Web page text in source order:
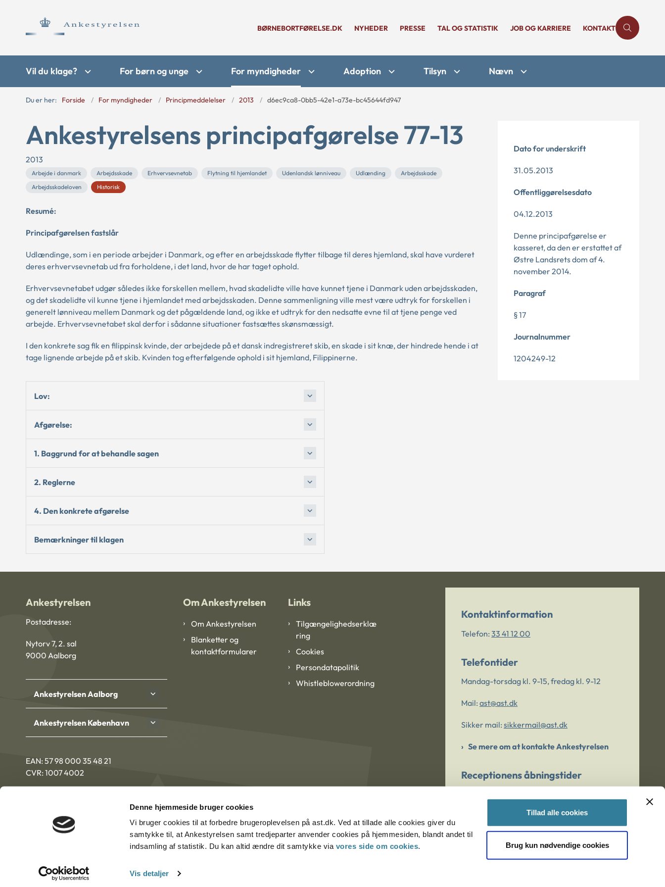
Denne hjemmeside bruger cookies
Vi bruger cookies til at forbedre brugeroplevelsen på ast.dk. Ved at tillade alle cookies giver du
samtykke til, at Ankestyrelsen samt tredjeparter anvender cookies på hjemmesiden, blandt andet til
indsamling af statistik. Du kan altid ændre dit samtykke via vores side om cookies.
Vis detaljer
Tillad alle cookies
Brug kun nødvendige cookies
BØRNEBORTFØRELSE.DK NYHEDER PRESSE TAL OG STATISTIK JOB OG KARRIERE KONTAKT
Vil du klage? For børn og unge For myndigheder Adoption Tilsyn Nævn
Du er her: Forside For myndigheder Principmeddelelser 2013 d6ec9ca8-0bb5-42e1-a73e-bc45644fd947
Ankestyrelsens principafgørelse 77-13
2013
Arbejde i danmark Arbejdsskade Erhvervsevnetab Flytning til hjemlandet Udenlandsk lønniveau Udlænding
Arbejdsskade
Arbejdsskadeloven
Historisk
Resumé:
Principafgørelsen fastslår
Udlændinge, som i en periode arbejder i Danmark, og efter en arbejdsskade flytter tilbage til deres hjemland, skal have vurderet
deres erhvervsevnetab ud fra forholdene, i det land, hvor de har taget ophold.
Erhvervsevnetabet udgør således ikke forskellen mellem, hvad skadelidte ville have kunnet tjene i Danmark uden arbejdsskaden,
og det skadelidte vil kunne tjene i hjemlandet med arbejdsskaden. Denne sammenligning ville mest være udtryk for forskellen i
generelt lønniveau mellem Danmark og det pågældende land, og ikke et udtryk for den nedsatte evne til at tjene penge ved
arbejde. Erhvervsevnetabet skal derfor i sådanne situationer fastsættes skønsmæssigt.
I den konkrete sag fik en filippinsk kvinde, der arbejdede på et dansk indregistreret skib, en skade i sit knæ, der hindrede hende i at
tage lignende arbejde på et skib. Kvinden tog efterfølgende ophold i sit hjemland, Filippinerne.
Lov:
Afgørelse:
1. Baggrund for at behandle sagen
2. Reglerne
4. Den konkrete afgørelse
Bemærkninger til klagen
Dato for underskrift
31.05.2013
Offentliggørelsesdato
04.12.2013
Denne principafgørelse er
kasseret, da den er erstattet af
Østre Landsrets dom af 4.
november 2014.
Paragraf
§ 17
Journalnummer
1204249-12
Ankestyrelsen
Postadresse:
Nytorv 7, 2. sal
9000 Aalborg
Ankestyrelsen Aalborg
Ankestyrelsen København
EAN: 57 98 000 35 48 21
CVR: 1007 4002
Om Ankestyrelsen
Om Ankestyrelsen
Blanketter og
kontaktformularer
Links
Tilgængelighedserklæ
ring
Cookies
Persondatapolitik
Whistleblowerordning
Kontaktinformation
Telefon: 33 41 12 00
Telefontider
Mandag-torsdag kl. 9-15, fredag kl. 9-12
Mail: ast@ast.dk
Sikker mail: sikkermail@ast.dk
Se mere om at kontakte Ankestyrelsen
Receptionens åbningstider
Er du bekymret for et barn/en ung?